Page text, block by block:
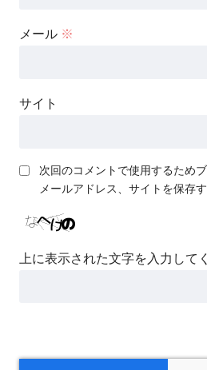
メール ※
サイト
次回のコメントで使用するため
メールアドレス、サイトを保存す
上に表示された文字を入力して